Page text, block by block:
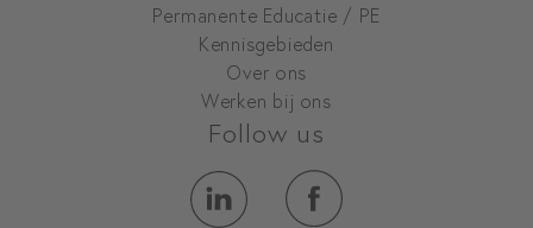
Permanente Educatie / PE
Kennisgebieden
Over ons
Werken bij ons
Follow us